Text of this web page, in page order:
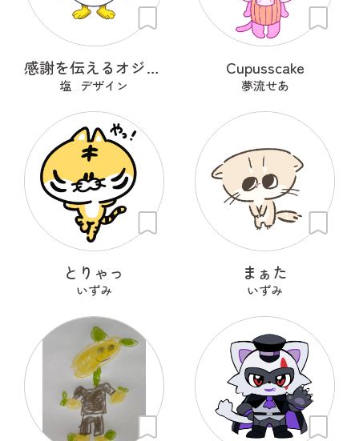
感謝を伝えるオジギドリ
塩_デザイン
Cupusscake
夢流せあ
とりゃっ
いずみ
まぁた
いずみ